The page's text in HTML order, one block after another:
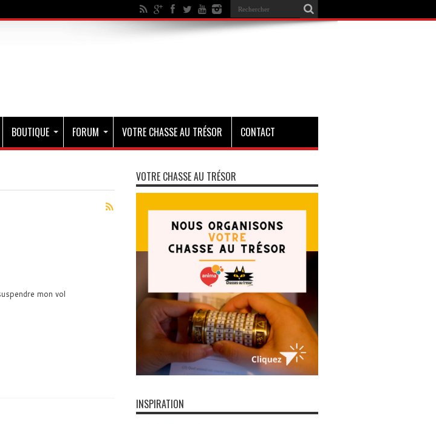
BOUTIQUE FORUM VOTRE CHASSE AU TRÉSOR CONTACT
mon vol
VOTRE CHASSE AU TRÉSOR
INSPIRATION